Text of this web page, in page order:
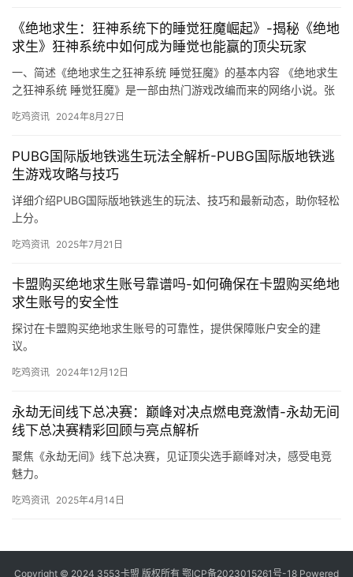
《绝地求生：狂神系统下的睡觉狂魔崛起》-揭秘《绝地
求生》狂神系统中如何成为睡觉也能赢的顶尖玩家
一、简述《绝地求生之狂神系统 睡觉狂魔》的基本内容 《绝地求生
之狂神系统 睡觉狂魔》是一部由热门游戏改编而来的网络小说。张
吃鸡资讯 2024年8月27日
PUBG国际版地铁逃生玩法全解析-PUBG国际版地铁逃
生游戏攻略与技巧
详细介绍PUBG国际版地铁逃生的玩法、技巧和最新动态，助你轻松
上分。
吃鸡资讯 2025年7月21日
卡盟购买绝地求生账号靠谱吗-如何确保在卡盟购买绝地
求生账号的安全性
探讨在卡盟购买绝地求生账号的可靠性，提供保障账户安全的建
议。
吃鸡资讯 2024年12月12日
永劫无间线下总决赛：巅峰对决点燃电竞激情-永劫无间
线下总决赛精彩回顾与亮点解析
聚焦《永劫无间》线下总决赛，见证顶尖选手巅峰对决，感受电竞
魅力。
吃鸡资讯 2025年4月14日
Copyright © 2024 3553卡盟 版权所有 鄂ICP备2023015261号-18 Powered